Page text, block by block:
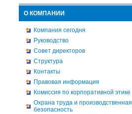
О КОМПАНИИ
Компания сегодня
Руководство
Совет директоров
Структура
Контакты
Правовая информация
Комиссия по корпоративной этике
Охрана труда и производственная
безопасность